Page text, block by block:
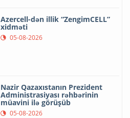
Azercell-dən illik “ZengimCELL”
xidməti
05-08-2026
Nazir Qazaxıstanın Prezident
Administrasiyası rəhbərinin
müavini ilə görüşüb
05-08-2026